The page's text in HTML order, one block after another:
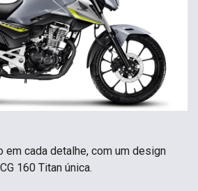
cada detalhe, com um design
160 Titan única.